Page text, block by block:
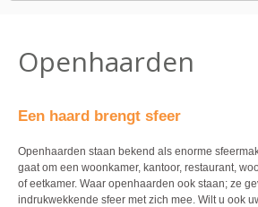
Openhaarden
Een haard brengt sfeer
Openhaarden staan bekend als enorme
gaat om een woonkamer, kantoor, restaurant,
of eetkamer. Waar openhaarden ook staan; ze
indrukwekkende sfeer met zich mee. Wilt u ook